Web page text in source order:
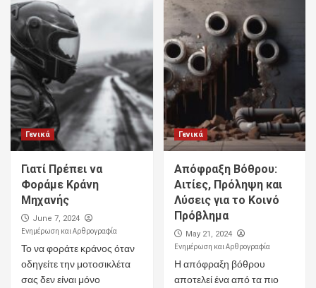
Γενικά
Γιατί Πρέπει να
Φοράμε Κράνη
Μηχανής
June 7, 2024
Ενημέρωση και Αρθρογραφία
Το να φοράτε κράνος όταν
οδηγείτε την μοτοσικλέτα
σας δεν είναι μόνο
Γενικά
Απόφραξη Βόθρου:
Αιτίες, Πρόληψη και
Λύσεις για το Κοινό
Πρόβλημα
May 21, 2024
Ενημέρωση και Αρθρογραφία
Η απόφραξη βόθρου
αποτελεί ένα από τα πιο